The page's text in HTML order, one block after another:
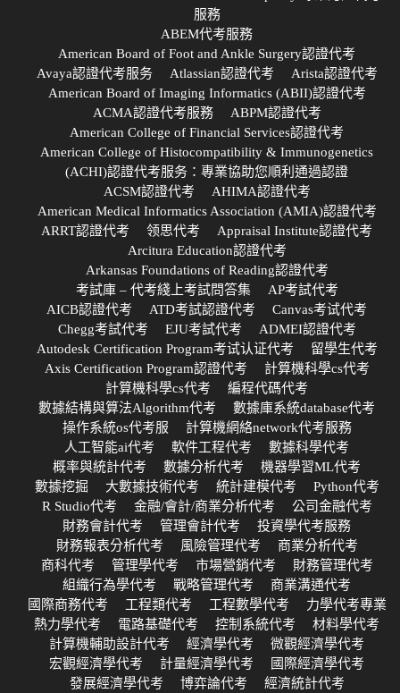
服務
ABEM代考服務
American Board of Foot and Ankle Surgery認證代考
Avaya認證代考服务
Atlassian認證代考
Arista認證代考
American Board of Imaging Informatics (ABII)認證代考
ACMA認證代考服務
ABPM認證代考
American College of Financial Services認證代考
American College of Histocompatibility & Immunogenetics
(ACHI)認證代考服务：專業協助您順利通過認證
ACSM認證代考
AHIMA認證代考
American Medical Informatics Association (AMIA)認證代考
ARRT認證代考
领思代考
Appraisal Institute認證代考
Arcitura Education認證代考
Arkansas Foundations of Reading認證代考
考試庫 – 代考綫上考試問答集
AP考試代考
AICB認證代考
ATD考試認證代考
Canvas考试代考
Chegg考試代考
EJU考試代考
ADMEI認證代考
Autodesk Certification Program考试认证代考
留學生代考
Axis Certification Program認證代考
計算機科學cs代考
計算機科學cs代考
編程代碼代考
數據結構與算法Algorithm代考
數據庫系統database代考
操作系統os代考服
計算機網絡network代考服務
人工智能ai代考
軟件工程代考
數據科學代考
概率與統計代考
數據分析代考
機器學習ML代考
數據挖掘
大數據技術代考 統計建模代考
Python代考
R Studio代考
金融/會計/商業分析代考
公司金融代考
財務會計代考
管理會計代考
投資學代考服務
財務報表分析代考
風險管理代考
商業分析代考
商科代考
管理學代考 市場營銷代考
財務管理代考
組織行為學代考
戰略管理代考
商業溝通代考
國際商務代考
工程類代考 工程數學代考
力學代考專業
熱力學代考
電路基礎代考 控制系統代考
材料學代考
計算機輔助設計代考
經濟學代考
微觀經濟學代考
宏觀經濟學代考
計量經濟學代考
國際經濟學代考
發展經濟學代考
博弈論代考 經濟統計代考